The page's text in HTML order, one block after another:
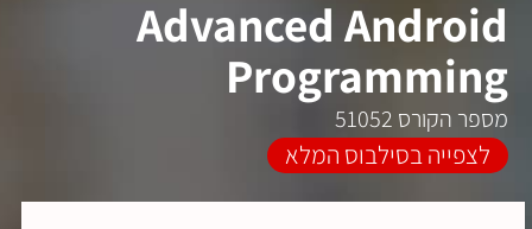
Advanced Android
Programming
מספר הקורס 51052
לצפייה בסילבוס המלא